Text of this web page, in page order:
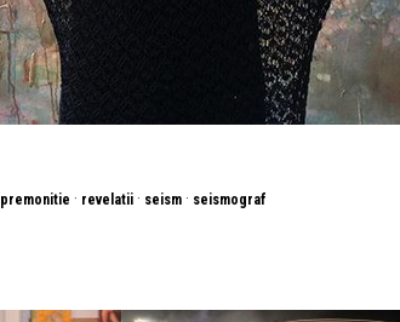
premonitie · revelatii · seism · seismograf